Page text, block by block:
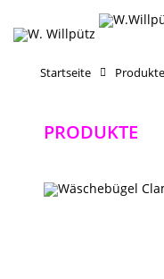
Startseite Produkte
PRODUKTE